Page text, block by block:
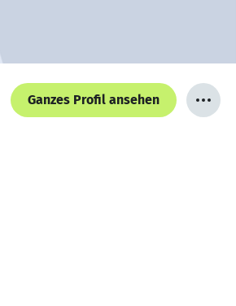
Ganzes Profil ansehen